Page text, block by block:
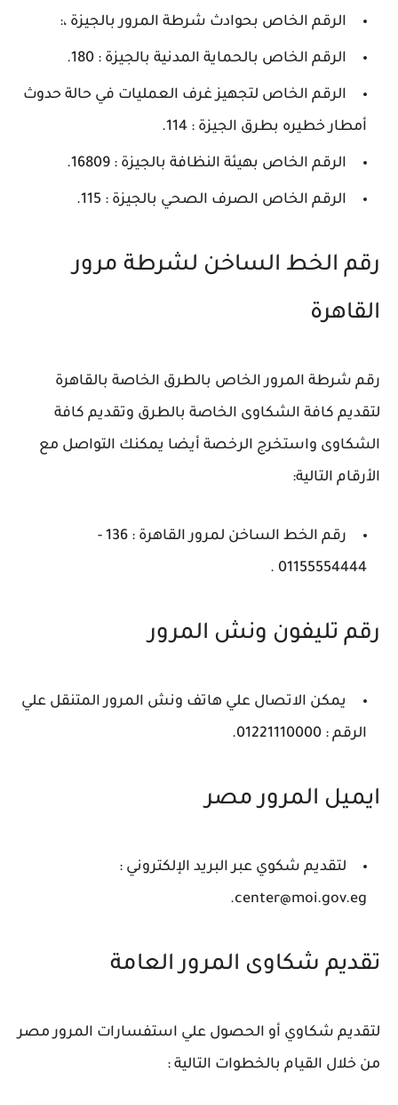
الرقم الخاص بحوادث شرطة المرور بالجيزة ،:
الرقم الخاص بالحماية المدنية بالجيزة : 180.
الرقم الخاص لتجهيز غرف العمليات في حالة حدوث
أمطار خطيره بطرق الجيزة : 114.
الرقم الخاص بهيئة النظافة بالجيزة : 16809.
الرقم الخاص الصرف الصحي بالجيزة : 115.
رقم الخط الساخن لشرطة مرور
القاهرة
رقم شرطة المرور الخاص بالطرق الخاصة بالقاهرة
لتقديم كافة الشكاوى الخاصة بالطرق وتقديم كافة
الشكاوى واستخرج الرخصة أيضا يمكنك التواصل مع
الأرقام التالية:
رقم الخط الساخن لمرور القاهرة : 136 -
01155554444 .
رقم تليفون ونش المرور
يمكن الاتصال علي هاتف ونش المرور المتنقل علي
الرقم : 01221110000.
ايميل المرور مصر
لتقديم شكوي عبر البريد الإلكتروني :
center@moi.gov.eg.
تقديم شكاوى المرور العامة
لتقديم شكاوي أو الحصول علي استفسارات المرور مصر
من خلال القيام بالخطوات التالية :